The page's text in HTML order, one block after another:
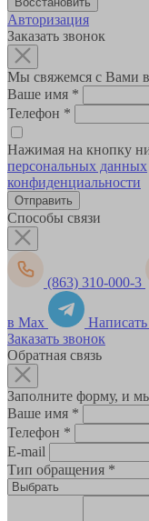
Авторизация
Заказать звонок
Мы свяжемся с Вами
Ваше имя *
Телефон *
Нажимая на кнопку
персональных данных
конфиденциальности
Способы связи
(863) 310-000-3
в Max
Заказать звонок
Обратная связь
Заполните форму, и
Ваше имя *
Телефон *
E-mail
Тип обращения *